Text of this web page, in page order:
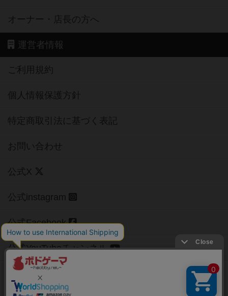
オーナー・店長の方へ
運営者情報
ご利用規約
個人情報保護方針
特定商取引法に基づく表記
お問い合わせ
公式X
公式instagram
公式Facebook
公式YouTubeチャンネル